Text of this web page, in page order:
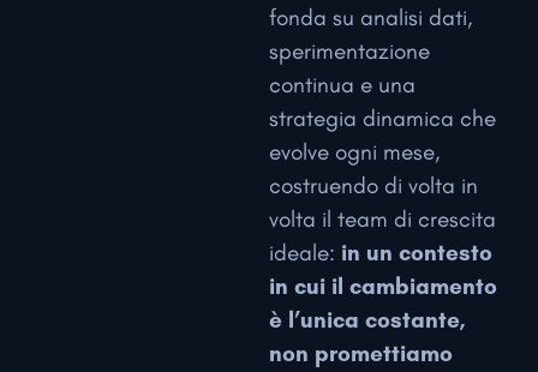
fonda su analisi dati,
sperimentazione
continua e una
strategia dinamica che
evolve ogni mese,
costruendo di volta in
volta il team di crescita
ideale: in un contesto
in cui il cambiamento
è l’unica costante,
non promettiamo